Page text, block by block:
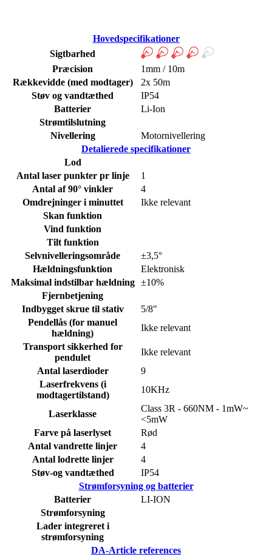
Hovedspecifikationer
Sigtbarhed
Præcision
1mm / 10m
Rækkevidde (med modtager)
2x 50m
Støv og vandtæthed
IP54
Batterier
Li-Ion
Strømtilslutning
Nivellering
Motornivellering
Detalierede specifikationer
Lod
Antal laser punkter pr linje
1
Antal af 90° vinkler
4
Omdrejninger i minuttet
Ikke relevant
Skan funktion
Vind funktion
Tilt funktion
Selvnivelleringsområde
±3,5°
Hældningsfunktion
Elektronisk
Maksimal indstilbar hældning
±10%
Fjernbetjening
Indbygget skrue til stativ
5/8"
Pendellås (for manuel
hældning)
Ikke relevant
Transport sikkerhed for
pendulet
Ikke relevant
Antal laserdioder
9
Laserfrekvens (i
modtagertilstand)
10KHz
Laserklasse
Class 3R - 660NM - 1mW~
<5mW
Farve på laserlyset
Rød
Antal vandrette linjer
4
Antal lodrette linjer
4
Støv-og vandtæthed
IP54
Strømforsyning og batterier
Batterier
LI-ION
Strømforsyning
Lader integreret i
strømforsyning
DA-Article references